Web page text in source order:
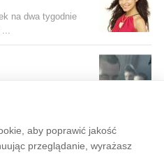
aby poprawić jakość
przeglądanie, wyrażasz
na dwa tygodnie
...
Regulamin Prywatność